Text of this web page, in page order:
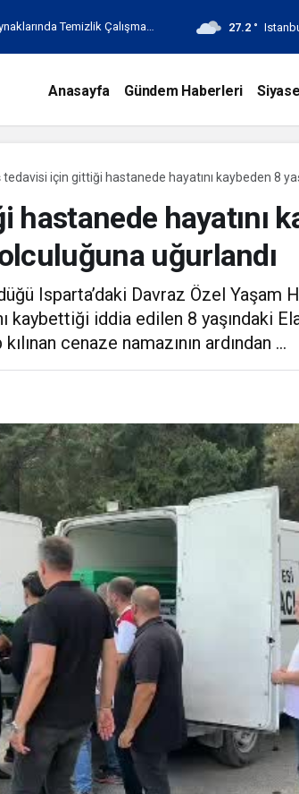
Temizlik Çalışması 27.2 °
Anasayfa Gündem Haberleri
tedavisi için gittiği hastanede hayatını kaybeden 8
hayatını
uğurlandı
Isparta’daki Davraz Özel Yaşam
kaybettiği iddia edilen 8 yaşındaki
cenaze namazının ardından ...